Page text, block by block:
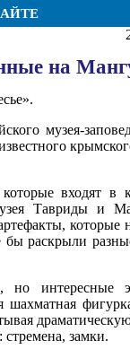
на
музея-
входят в
Тавриды и
которые
бы раскрыли
но интересные
замки.